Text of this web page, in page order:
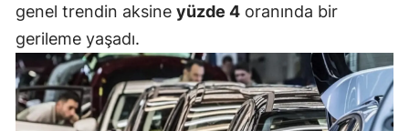
Sakarya
Samsun
genel trendin aksine yüzde 4 oranında bir
gerileme yaşadı.